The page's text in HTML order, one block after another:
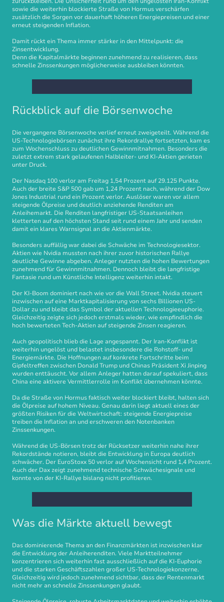
sowie die weiterhin blockierte Straße von Hormus verschärfen
zusätzlich die Sorgen vor dauerhaft höheren Energiepreisen und einer
erneut steigenden Inflation.
Damit rückt ein Thema immer stärker in den Mittelpunkt: die
Zinsentwicklung.
Denn die Kapitalmärkte beginnen zunehmend zu realisieren, dass
schnelle Zinssenkungen möglicherweise ausbleiben könnten.
Rückblick auf die Börsenwoche
Die vergangene Börsenwoche verlief erneut zweigeteilt. Während die
US-Technologiebörsen zunächst ihre Rekordrallye fortsetzten, kam es
zum Wochenschluss zu deutlichen Gewinnmitnahmen. Besonders die
zuletzt extrem stark gelaufenen Halbleiter- und KI-Aktien gerieten
unter Druck.
Der Nasdaq 100 verlor am Freitag 1,54 Prozent auf 29.125 Punkte.
Auch der breite S&P 500 gab um 1,24 Prozent nach, während der Dow
Jones Industrial rund ein Prozent verlor. Auslöser waren vor allem
steigende Ölpreise und deutlich anziehende Renditen am
Anleihemarkt. Die Renditen langfristiger US-Staatsanleihen
kletterten auf den höchsten Stand seit rund einem Jahr und senden
damit ein klares Warnsignal an die Aktienmärkte.
Besonders auffällig war dabei die Schwäche im Technologiesektor.
Aktien wie Nvidia mussten nach ihrer zuvor historischen Rallye
deutliche Gewinne abgeben. Anleger nutzten die hohen Bewertungen
zunehmend für Gewinnmitnahmen. Dennoch bleibt die langfristige
Fantasie rund um Künstliche Intelligenz weiterhin intakt.
Der KI-Boom dominiert nach wie vor die Wall Street. Nvidia steuert
inzwischen auf eine Marktkapitalisierung von sechs Billionen US-
Dollar zu und bleibt das Symbol der aktuellen Technologieeuphorie.
Gleichzeitig zeigte sich jedoch erstmals wieder, wie empfindlich die
hoch bewerteten Tech-Aktien auf steigende Zinsen reagieren.
Auch geopolitisch blieb die Lage angespannt. Der Iran-Konflikt ist
weiterhin ungelöst und belastet insbesondere die Rohstoff- und
Energiemärkte. Die Hoffnungen auf konkrete Fortschritte beim
Gipfeltreffen zwischen Donald Trump und Chinas Präsident Xi Jinping
wurden enttäuscht. Vor allem Anleger hatten darauf spekuliert, dass
China eine aktivere Vermittlerrolle im Konflikt übernehmen könnte.
Da die Straße von Hormus faktisch weiter blockiert bleibt, halten sich
die Ölpreise auf hohem Niveau. Genau darin liegt aktuell eines der
größten Risiken für die Weltwirtschaft: steigende Energiepreise
treiben die Inflation an und erschweren den Notenbanken
Zinssenkungen.
Während die US-Börsen trotz der Rücksetzer weiterhin nahe ihrer
Rekordstände notieren, bleibt die Entwicklung in Europa deutlich
schwächer. Der EuroStoxx 50 verlor auf Wochensicht rund 1,4 Prozent.
Auch der Dax zeigt zunehmend technische Schwächesignale und
konnte von der KI-Rallye bislang nicht profitieren.
Was die Märkte aktuell bewegt
Das dominierende Thema an den Finanzmärkten ist inzwischen klar
die Entwicklung der Anleiherenditen. Viele Marktteilnehmer
konzentrieren sich weiterhin fast ausschließlich auf die KI-Euphorie
und die starken Geschäftszahlen großer US-Technologiekonzerne.
Gleichzeitig wird jedoch zunehmend sichtbar, dass der Rentenmarkt
nicht mehr an schnelle Zinssenkungen glaubt.